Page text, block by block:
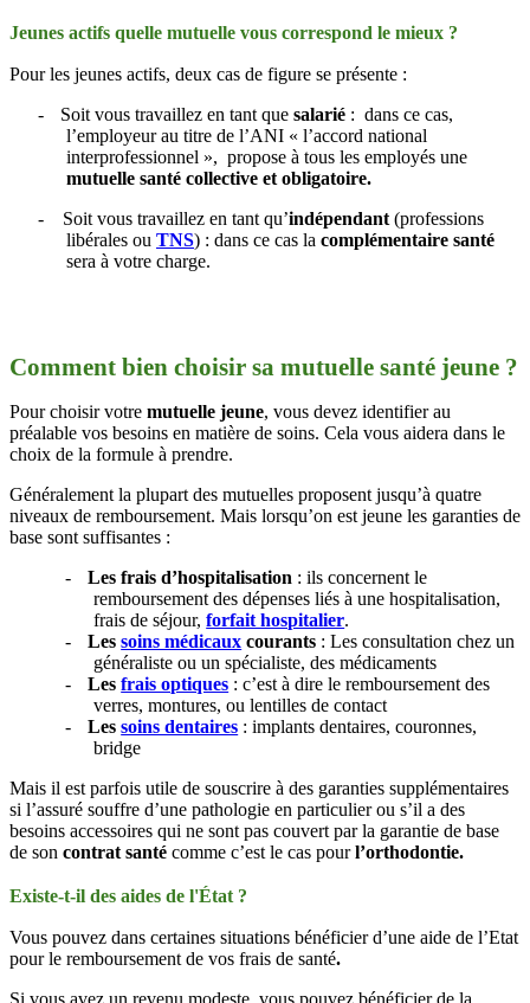
Jeunes actifs quelle mutuelle vous correspond le mieux ?
Pour les jeunes actifs, deux cas de figure se présente :
-
Soit vous travaillez en tant que salarié : dans ce cas,
l’employeur au titre de l’ANI « l’accord national
interprofessionnel », propose à tous les employés une
mutuelle santé collective et obligatoire.
- Soit vous travaillez en tant qu’indépendant (professions
libérales ou TNS) : dans ce cas la complémentaire santé
sera à votre charge.
Comment bien choisir sa mutuelle santé jeune ?
Pour choisir votre mutuelle jeune, vous devez identifier au
préalable vos besoins en matière de soins. Cela vous aidera dans le
choix de la formule à prendre.
Généralement la plupart des mutuelles proposent jusqu’à quatre
niveaux de remboursement. Mais lorsqu’on est jeune les garanties de
base sont suffisantes :
-
Les frais d’hospitalisation : ils concernent le
remboursement des dépenses liés à une hospitalisation,
frais de séjour,forfait hospitalier.
-
Lessoins médicaux courants : Les consultation chez un
généraliste ou un spécialiste, des médicaments
-
Lesfrais optiques : c’est à dire le remboursement des
verres, montures, ou lentilles de contact
-
Lessoins dentaires : implants dentaires, couronnes,
bridge
Mais il est parfois utile de souscrire à des garanties supplémentaires
si l’assuré souffre d’une pathologie en particulier ou s’il a des
besoins accessoires qui ne sont pas couvert par la garantie de base
de son contrat santé comme c’est le cas pourl’orthodontie.
Existe-t-il des aides de l'État ?
Vous pouvez dans certaines situations bénéficier d’une aide de l’Etat
pour le remboursement de vos frais de santé.
Si vous avez un revenu modeste, vous pouvez bénéficier de la